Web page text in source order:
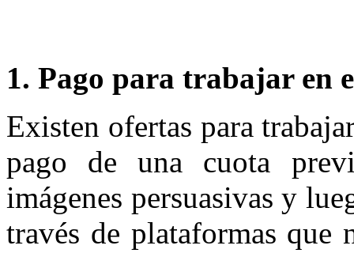
1. Pago para trabajar en
Existen ofertas para
pago de una cuota
imágenes persuasivas y
través de plataformas que